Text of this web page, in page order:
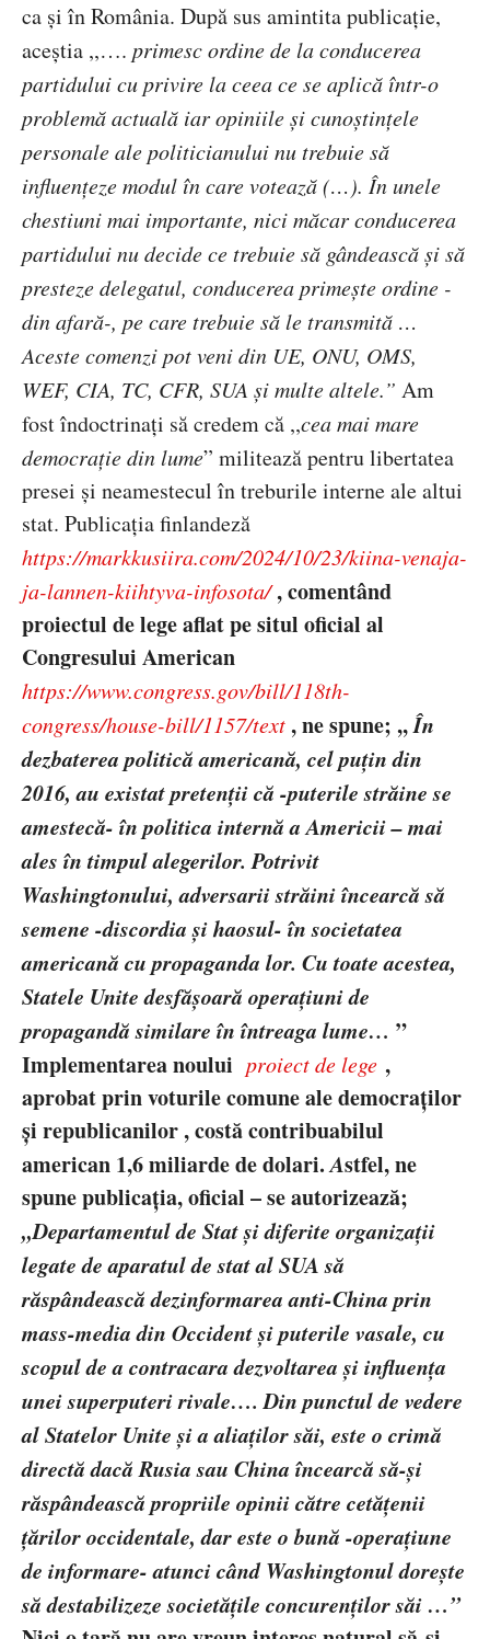
ca și în România. După sus amintita publicație,
aceștia ,,…. primesc ordine de la conducerea
partidului cu privire la ceea ce se aplică într-o
problemă actuală iar opiniile și cunoștințele
personale ale politicianului nu trebuie să
influențeze modul în care votează (…). În unele
chestiuni mai importante, nici măcar conducerea
partidului nu decide ce trebuie să gândească și să
presteze delegatul, conducerea primește ordine -
din afară-, pe care trebuie să le transmită …
Aceste comenzi pot veni din UE, ONU, OMS,
WEF, CIA, TC, CFR, SUA și multe altele.” Am
fostîndoctrinați să credem că ,,cea mai mare
democrație din lume” militează pentru libertatea
presei și neamestecul în treburile interne ale altui
stat. Publicația finlandeză
https://markkusiira.com/2024/10/23/kiina-venaja-
ja-lannen-kiihtyva-infosota/,comentând
proiectul de lege aflat pe situl oficial al
Congresului American
https://www.congress.gov/bill/118th-
congress/house-bill/1157/text, ne spune; ,,În
dezbaterea politică americană, cel puțin din
2016, au existat pretenții că -puterile străine se
amestecă- în politica internă a Americii – mai
ales în timpul alegerilor. Potrivit
Washingtonului, adversarii străini încearcă să
semene -discordia și haosul- în societatea
americană cu propaganda lor. Cu toate acestea,
Statele Unite desfășoară operațiuni de
propagandă similare în întreaga lume… ”
Implementarea noului proiect de lege ,
aprobat prin voturile comune ale democraților
și republicanilor , costă contribuabilul
american 1,6 miliarde de dolari.Astfel, ne
spune publicația, oficial – se autorizează;
,,Departamentul de Statși diferite organizații
legate de aparatul de stat al SUA să
răspândească dezinformarea anti-China prin
mass-media din Occident și puterile vasale, cu
scopul de a contracara dezvoltarea și influența
unei superputeri rivale…. Din punctul de vedere
al Statelor Unite și a aliaților săi, este o crimă
directă dacă Rusia sau China încearcă să-și
răspândească propriile opinii către cetățenii
țărilor occidentale, dar este o bună -operațiune
de informare- atunci când Washingtonul dorește
să destabilizeze societățile concurenților săi …”